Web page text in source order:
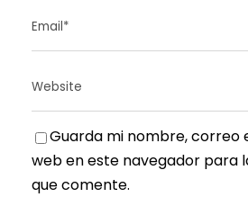
Guarda mi nombre, correo
web en este navegador para
que comente.